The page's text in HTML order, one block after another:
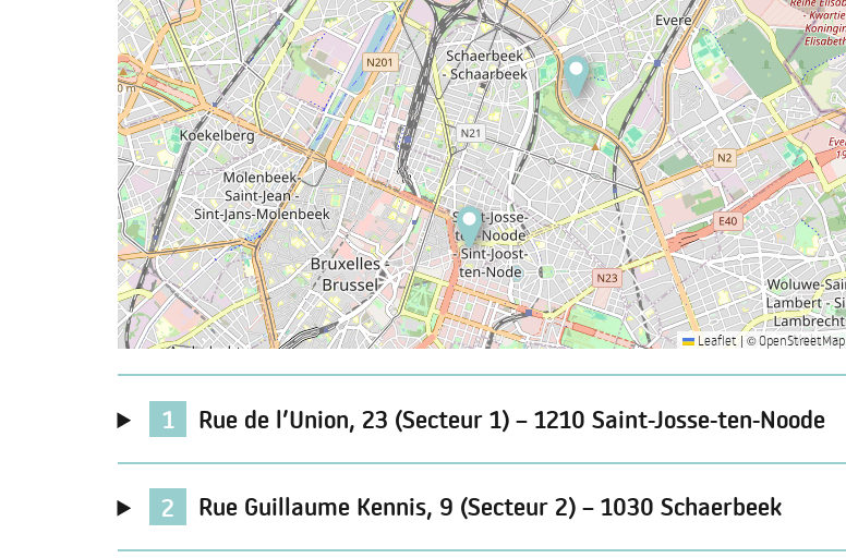
Leaflet |©OpenStreetMap
1 Rue de l’Union, 23 (Secteur 1) – 1210 Saint-Josse-ten-Noode
2 Rue Guillaume Kennis, 9 (Secteur 2) – 1030 Schaerbeek